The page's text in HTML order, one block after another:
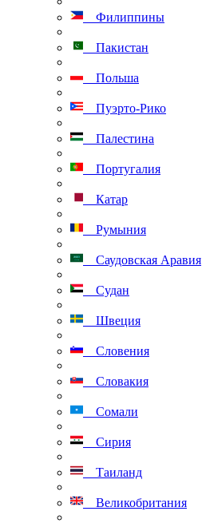
Филиппины
Пакистан
Польша
Пуэрто-Рико
Палестина
Португалия
Катар
Румыния
Саудовская Аравия
Судан
Швеция
Словения
Словакия
Сомали
Сирия
Таиланд
Великобритания